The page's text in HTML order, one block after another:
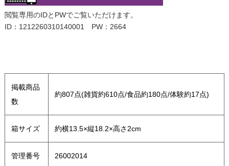
閲覧専用のIDとPWでご覧いただけます。
ID：1212260310140001 PW：2664
掲載商品
数
約807点(雑貨約610点/食品約180点/体験約17点)
箱サイズ 約横13.5×縦18.2×高さ2cm
管理番号 26002014